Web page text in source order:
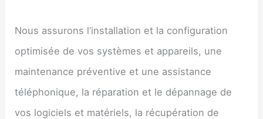
Nous assurons l’installation et la configuration
optimisée de vos systèmes et appareils, une
maintenance préventive et une assistance
téléphonique, la réparation et le dépannage de
vos logiciels et matériels, la récupération de